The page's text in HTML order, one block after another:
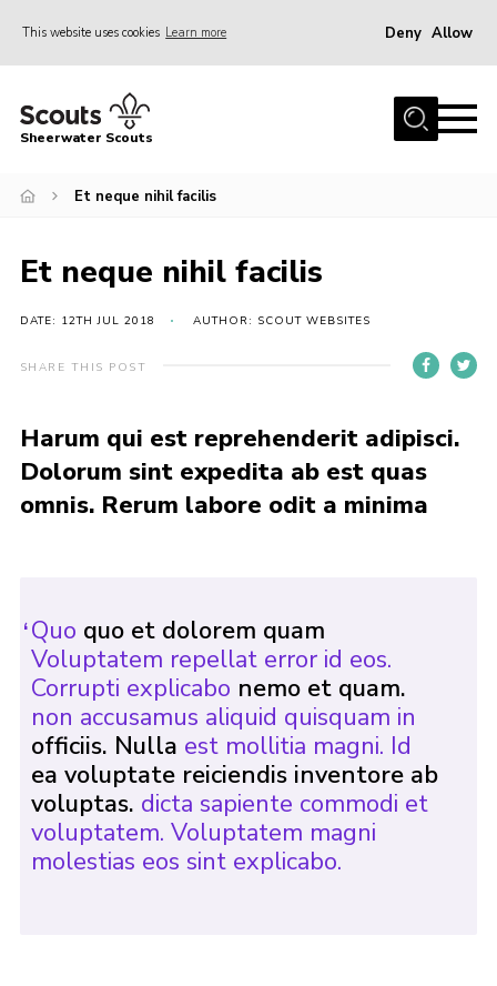
This website uses cookies Learn more Deny Allow
Home
Join
News
Gallery
Hall Hire
Member’s Area
Cookies / GDPR
Sheerwater Scouts
Et neque nihil facilis
Et neque nihil facilis
DATE: 12TH JUL 2018 AUTHOR: SCOUT WEBSITES
SHARE THIS POST
Harum qui est reprehenderit adipisci.
Dolorum sint expedita ab est quas
omnis. Rerum labore odit a minima
Quo quo et dolorem quam
Voluptatem repellat error id eos.
Corrupti explicabo nemo et quam.
non accusamus aliquid quisquam in
officiis. Nulla est mollitia magni. Id
ea voluptate reiciendis inventore ab
voluptas. dicta sapiente commodi et
voluptatem. Voluptatem magni
molestias eos sint explicabo.